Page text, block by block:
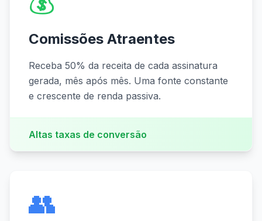
Comissões Atraentes
Receba 50% da receita de cada assinatura
gerada, mês após mês. Uma fonte constante
e crescente de renda passiva.
Altas taxas de conversão
👥